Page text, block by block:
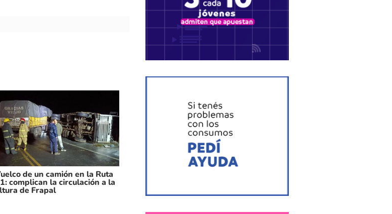
de un camión en la Ruta
complican la circulación a la
de Frapal